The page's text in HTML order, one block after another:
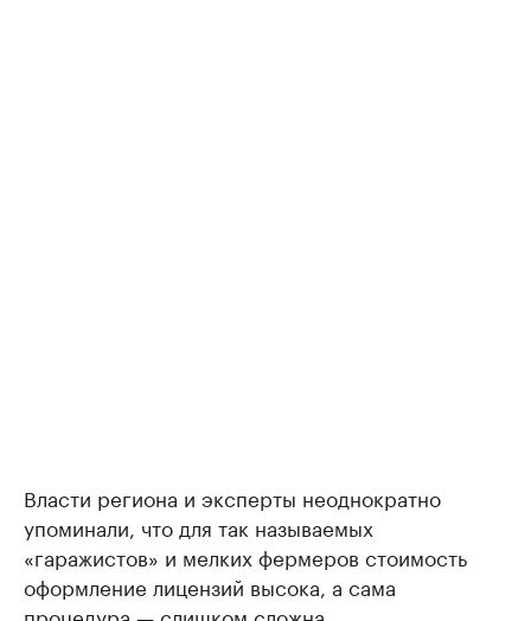
Власти региона и эксперты неоднократно
упоминали, что для так называемых
«гаражистов» и мелких фермеров стоимость
оформление лицензий высока, а сама